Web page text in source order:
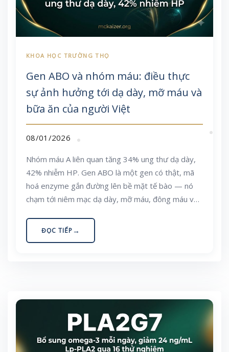
Gen ABO và nhóm máu: điều thực
sự ảnh hưởng tới dạ dày, mỡ máu và
bữa ăn của người Việt
08/01/2026
Nhóm máu A liên quan tăng 34% ung thư dạ dày,
42% nhiễm HP. Gen ABO là một gen có thật, mã
hoá enzyme gắn đường lên bề mặt tế bào — nó
chạm tới niêm mạc dạ dày, mỡ máu, đông máu và
bỏ trào lưu “ăn theo nhóm máu”: lợi ích của thực
đơn đến từ nội dung món ăn, không từ nhóm máu
ĐỌC TIẾP